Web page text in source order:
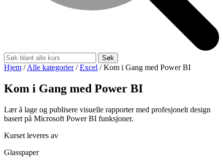
Søk
Hjem / Alle kategorier / Excel / Kom i Gang med Power BI
Kom i Gang med Power BI
Lær å lage og publisere visuelle rapporter med profesjonelt design
basert på Microsoft Power BI funksjoner.
Kurset leveres av
Glasspaper